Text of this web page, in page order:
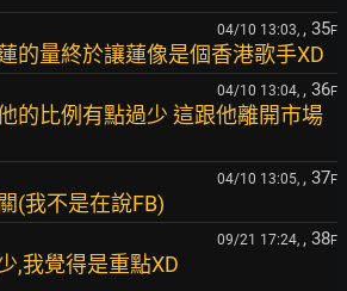
04/10 13:03, , 35F
的量終於讓蓮像是個香港歌手XD
04/10 13:04, , 36F
的比例有點過少 這跟他離開市場
04/10 13:05, , 37F
(我不是在說FB)
09/21 17:24, , 38F
,我覺得是重點XD